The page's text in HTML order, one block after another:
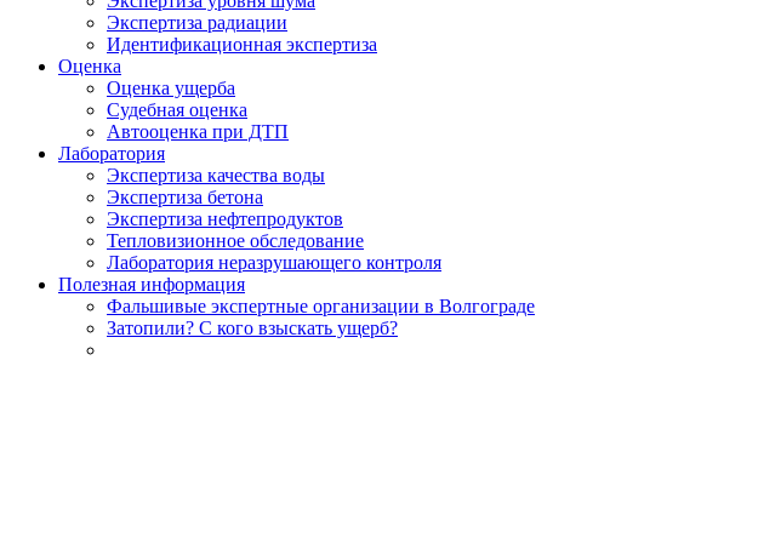
Экспертиза радиации
Идентификационная экспертиза
Оценка
Оценка ущерба
Судебная оценка
Автооценка при ДТП
Лаборатория
Экспертиза качества воды
Экспертиза бетона
Экспертиза нефтепродуктов
Тепловизионное обследование
Лаборатория неразрушающего контроля
Полезная информация
Фальшивые экспертные организации в Волгограде
Затопили? С кого взыскать ущерб?